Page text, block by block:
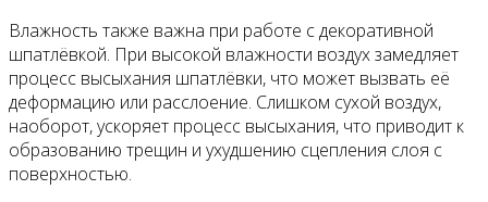
Влажность также важна при работе с декоративной
шпатлёвкой. При высокой влажности воздух замедляет
процесс высыхания шпатлёвки, что может вызвать её
деформацию или расслоение. Слишком сухой воздух,
наоборот, ускоряет процесс высыхания, что приводит к
образованию трещин и ухудшению сцепления слоя с
поверхностью.